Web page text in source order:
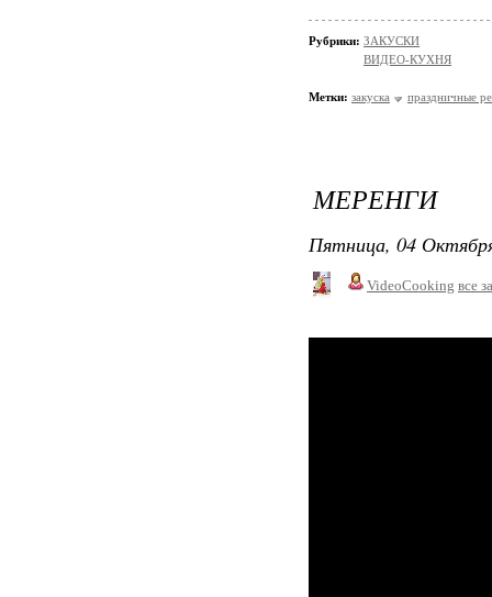
Рубрики: ЗАКУСКИ
ВИДЕО-КУХНЯ
Метки: закуска праздничные
МЕРЕНГИ
Пятница, 04
VideoCooking все